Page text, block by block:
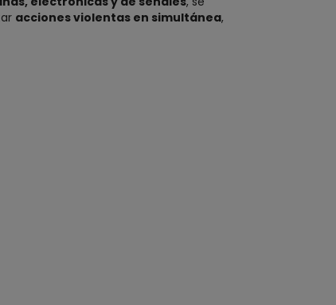
acciones violentas en simultánea,